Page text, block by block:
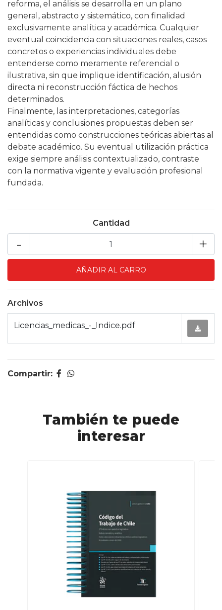
reforma, el análisis se desarrolla en un plano
general, abstracto y sistemático, con finalidad
exclusivamente analítica y académica. Cualquier
eventual coincidencia con situaciones reales, casos
concretos o experiencias individuales debe
entenderse como meramente referencial o
ilustrativa, sin que implique identificación, alusión
directa ni reconstrucción fáctica de hechos
determinados.
Finalmente, las interpretaciones, categorías
analíticas y conclusiones propuestas deben ser
entendidas como construcciones teóricas abiertas al
debate académico. Su eventual utilización práctica
exige siempre análisis contextualizado, contraste
con la normativa vigente y evaluación profesional
fundada.
Cantidad
+
-
Archivos
Licencias_medicas_-_Indice.pdf
Compartir:
También te puede
interesar